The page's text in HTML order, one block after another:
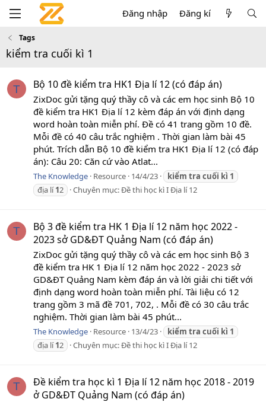
Đăng nhập Đăng kí
Tags
kiểm tra cuối kì 1
T Bộ 10 đề kiểm tra HK1 Địa lí 12 (có đáp án)
ZixDoc gửi tặng quý thầy cô và các em học sinh Bộ 10
đề kiểm tra HK1 Địa lí 12 kèm đáp án với định dạng
word hoàn toàn miễn phí. Đề có 41 trang gồm 10 đề.
Mỗi đề có 40 câu trắc nghiệm . Thời gian làm bài 45
phút. Trích dẫn Bộ 10 đề kiểm tra HK1 Địa lí 12 (có đáp
án): Câu 20: Căn cứ vào Atlat...
The Knowledge Resource 14/4/23 kiểm tra cuối kì 1
địa lí12 Chuyên mục:Đề thi học kì I Địa lí 12
T
Bộ 3 đề kiểm tra HK 1 Địa lí 12 năm học 2022 -
2023 sở GD&ĐT Quảng Nam (có đáp án)
ZixDoc gửi tặng quý thầy cô và các em học sinh Bộ 3
đề kiểm tra HK 1 Địa lí 12 năm học 2022 - 2023 sở
GD&ĐT Quảng Nam kèm đáp án và lời giải chi tiết với
định dạng word hoàn toàn miễn phí. Tài liệu có 12
trang gồm 3 mã đề 701, 702, . Mỗi đề có 30 câu trắc
nghiệm. Thời gian làm bài 45 phút...
The Knowledge Resource 13/4/23 kiểm tra cuối kì 1
địa lí12 Chuyên mục:Đề thi học kì I Địa lí 12
T
Đề kiểm tra học kì 1 Địa lí 12 năm học 2018 - 2019
ở GD&ĐT Quảng Nam (có đáp án)